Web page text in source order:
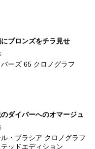
ブロンズをチラ見せ
バーズ 65 クロノグラフ
ダイバーへのオマージュ
・ブラシア クロノグラフ
テッドエディション